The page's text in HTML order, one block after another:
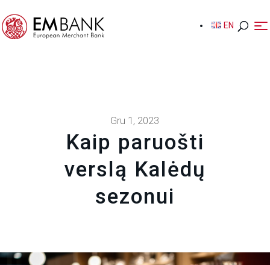
EN
EN
Gru 1, 2023
Kaip paruošti
verslą Kalėdų
sezonui